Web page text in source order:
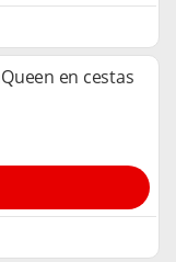
en cestas